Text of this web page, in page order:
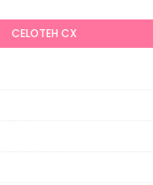
CELOTEH CX